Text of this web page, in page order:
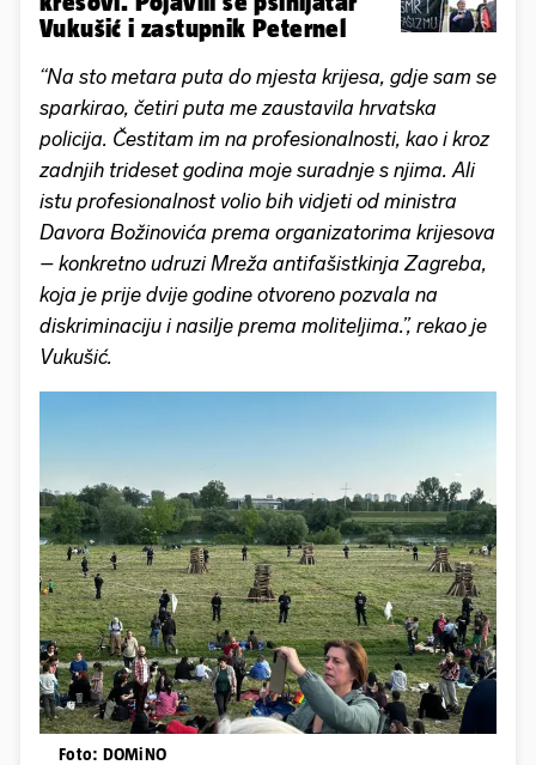
Vukušić i zastupnik Peternel
“Na sto metara puta do mjesta krijesa, gdje sam se
sparkirao, četiri puta me zaustavila hrvatska
policija. Čestitam im na profesionalnosti, kao i kroz
zadnjih trideset godina moje suradnje s njima. Ali
istu profesionalnost volio bih vidjeti od ministra
Davora Božinovića prema organizatorima krijesova
– konkretno udruzi Mreža antifašistkinja Zagreba,
koja je prije dvije godine otvoreno pozvala na
diskriminaciju i nasilje prema moliteljima.”, rekao je
Vukušić.
Foto: DOMiNO